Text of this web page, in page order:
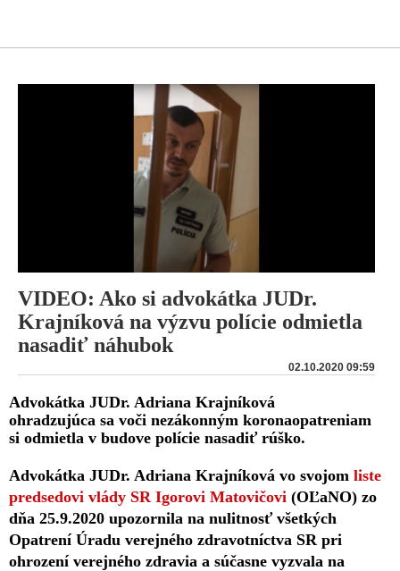
VIDEO: Ako si advokátka JUDr.
Krajníková na výzvu polície odmietla
nasadiť náhubok
02.10.2020 09:59
Advokátka JUDr. Adriana Krajníková
ohradzujúca sa voči nezákonným koronaopatreniam
si odmietla v budove polície nasadiť rúško.
Advokátka JUDr. Adriana Krajníková vo svojom liste
predsedovi vlády SR Igorovi Matovičovi (OĽaNO) zo
dňa 25.9.2020 upozornila na nulitnosť všetkých
Opatrení Úradu verejného zdravotníctva SR pri
ohrození verejného zdravia a súčasne vyzvala na